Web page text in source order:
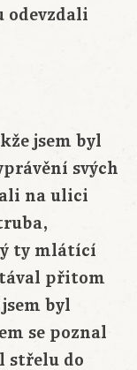
odevzdali
jsem byl
svých
na ulici
ty mlátící
přitom
byl
se poznal
střelu do